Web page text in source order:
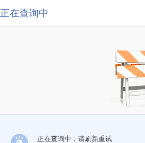
正在查询中
正在查询中，请刷新重试